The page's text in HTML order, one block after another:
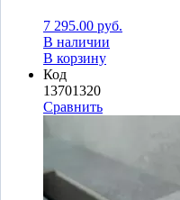
7 295.00 руб.
В наличии
В корзину
Код
13701320
Сравнить